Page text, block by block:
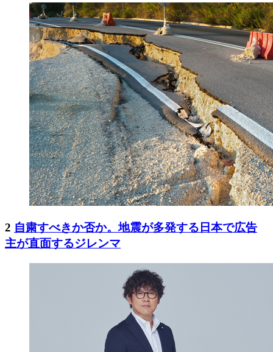
2 自粛すべきか否か。地震が多発する日本で広告
主が直面するジレンマ